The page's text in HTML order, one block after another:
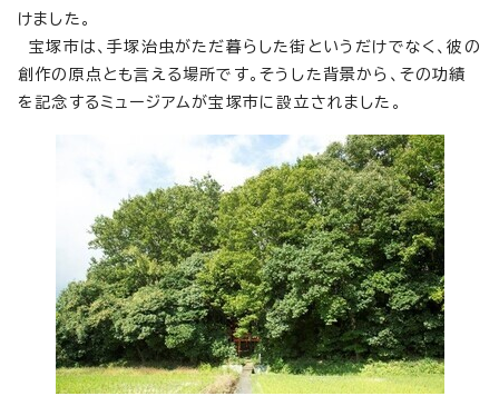
けました。
宝塚市は、手塚治虫がただ暮らした街というだけでなく、彼の
創作の原点とも言える場所です。そうした背景から、その功績
を記念するミュージアムが宝塚市に設立されました。